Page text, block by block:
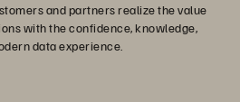
and partners realize the value
with the confidence, knowledge,
data experience.